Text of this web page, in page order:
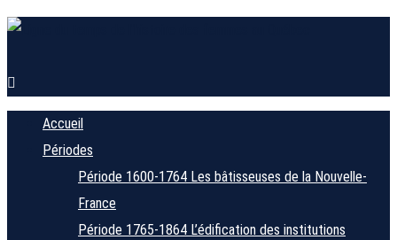
Accueil
Périodes
Période 1600-1764 Les bâtisseuses de la Nouvelle-
France
Période 1765-1864 L’édification des institutions